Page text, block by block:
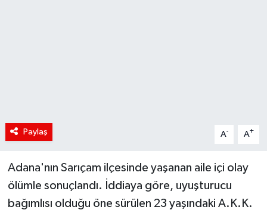
Paylaş A- A+
Adana'nın Sarıçam ilçesinde yaşanan aile içi olay
ölümle sonuçlandı. İddiaya göre, uyuşturucu
bağımlısı olduğu öne sürülen 23 yaşındaki A.K.K.